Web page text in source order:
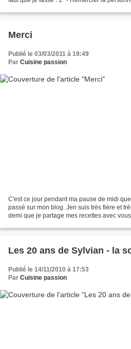
Merci
Publié le 03/03/2011 à 19:49
Par Cuisine passion
C'est ce jour pendant ma pause de midi
passé sur mon blog. Jen suis très fière et
demi que je partage mes recettes avec
Les 20 ans de Sylvian - la
Publié le 14/11/2010 à 17:53
Par Cuisine passion